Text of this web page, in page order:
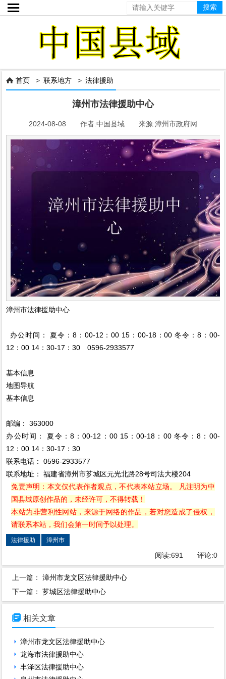

 首页 >联系地方 >法律援助
漳州市法律援助中心
2024-08-08 作者:中国县域 来源:漳州市政府网
漳州市法律援助中心
办公时间： 夏令：8：00-12：00 15：00-18：00 冬令：8：00-
12：00 14：30-17：30 0596-2933577
基本信息
地图导航
基本信息
邮编： 363000
办公时间： 夏令：8：00-12：00 15：00-18：00 冬令：8：00-
12：00 14：30-17：30
联系电话： 0596-2933577
联系地址： 福建省漳州市芗城区元光北路28号司法大楼204
免责声明：本文仅代表作者观点，不代表本站立场。 凡注明为中
国县域原创作品的，未经许可，不得转载！
本站为非营利性网站，来源于网络的作品，若对您造成了侵权，
请联系本站，我们会第一时间予以处理。
法律援助 漳州市
阅读:691 评论:0
上一篇：漳州市龙文区法律援助中心
下一篇：芗城区法律援助中心
 相关文章
漳州市龙文区法律援助中心
龙海市法律援助中心
丰泽区法律援助中心